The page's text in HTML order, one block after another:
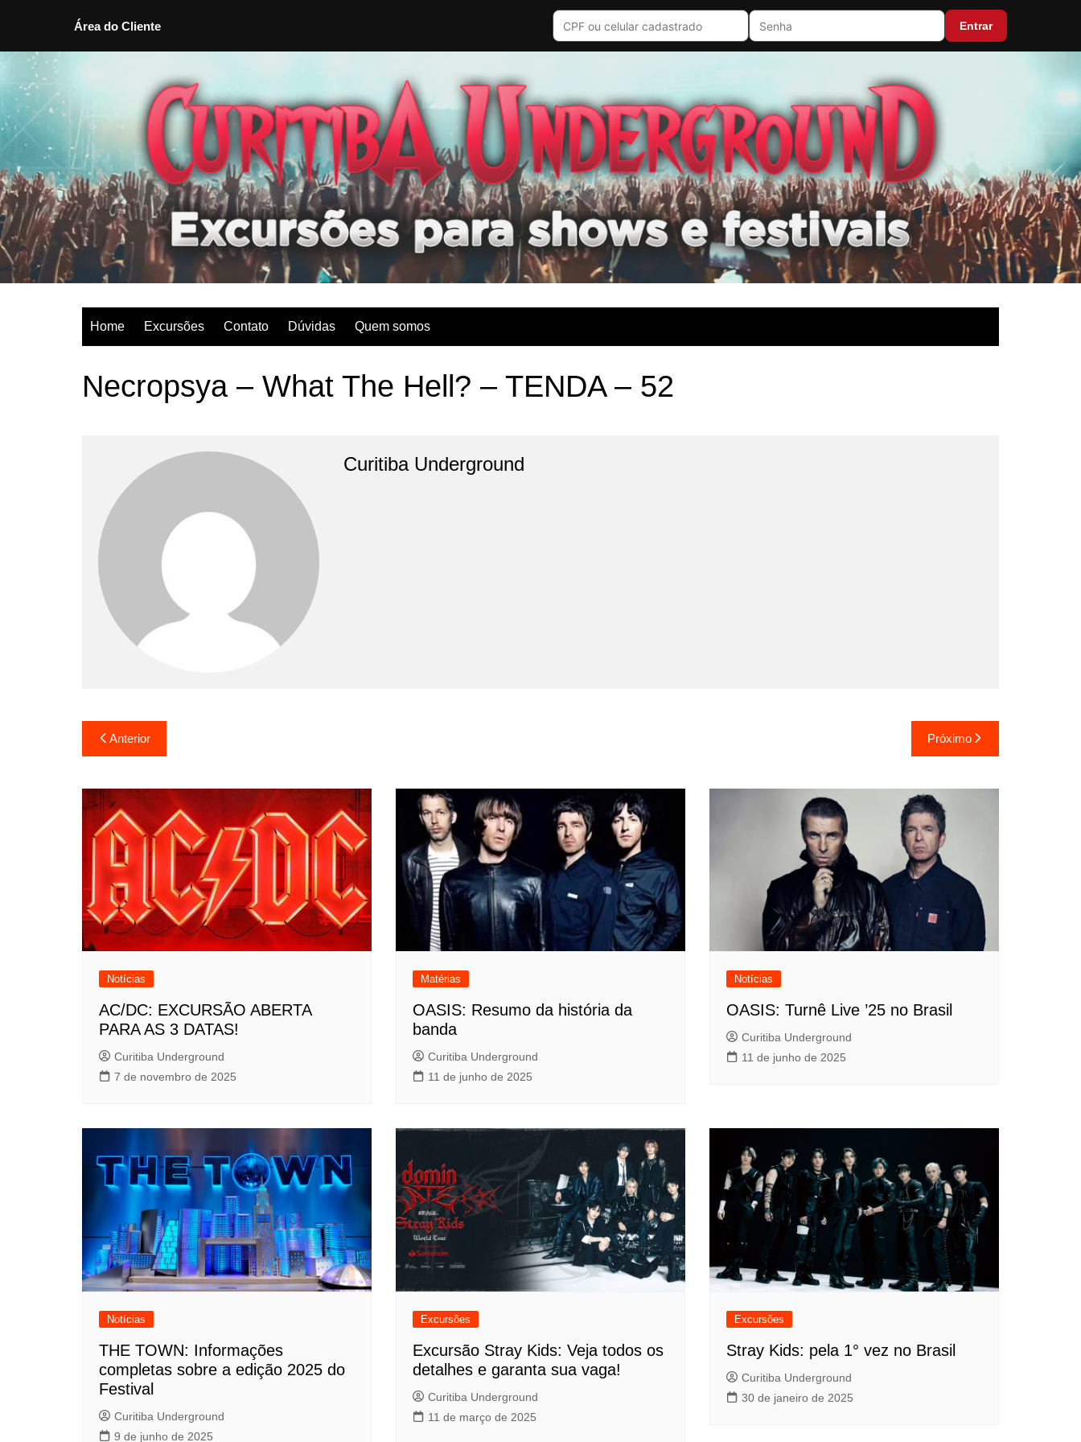
Área do Cliente Entrar
conteúdo
Home Excursões Contato Dúvidas Quem somos
Necropsya – What The Hell? – TENDA – 52
Curitiba Underground
Navegação
de
Post
Anterior Próximo
Notícias
AC/DC: EXCURSÃO ABERTA
PARA AS 3 DATAS!
Curitiba Underground
7 de novembro de 2025
Matérias
OASIS: Resumo da história da
banda
Curitiba Underground
11 de junho de 2025
Notícias
OASIS: Turnê Live ’25 no Brasil
Curitiba Underground
11 de junho de 2025
Notícias
THE TOWN: Informações
completas sobre a edição 2025 do
Festival
Curitiba Underground
9 de junho de 2025
Excursões
Excursão Stray Kids: Veja todos os
detalhes e garanta sua vaga!
Curitiba Underground
11 de março de 2025
Excursões
Stray Kids: pela 1° vez no Brasil
Curitiba Underground
30 de janeiro de 2025